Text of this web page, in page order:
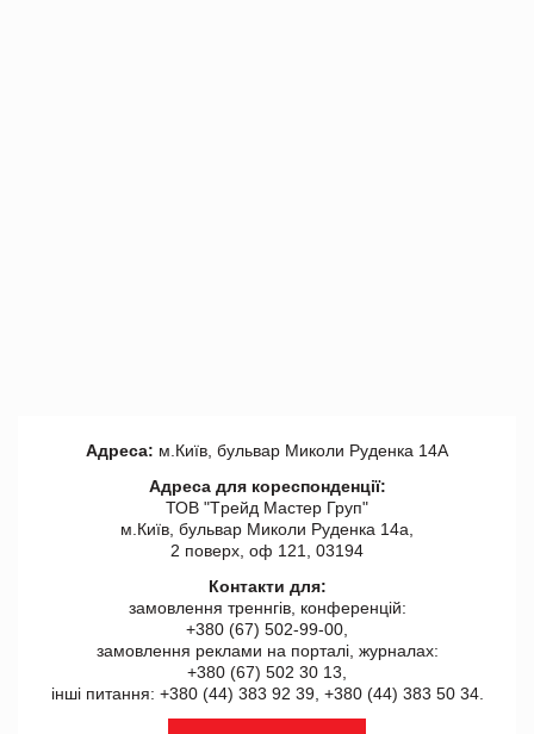
Адреса: м.Київ, бульвар Миколи Руденка 14А
Адреса для кореспонденції:
ТОВ "Tрейд Мастер Груп"
м.Київ, бульвар Миколи Руденка 14а,
2 поверх, оф 121, 03194
Контакти для:
замовлення треннгів, конференцій:
+380 (67) 502-99-00,
замовлення реклами на порталі, журналах:
+380 (67) 502 30 13,
інші питання: +380 (44) 383 92 39, +380 (44) 383 50 34.